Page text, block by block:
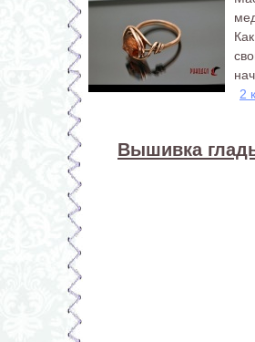
2
Вышивка